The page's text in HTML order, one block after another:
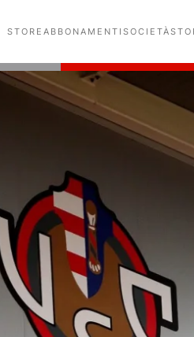
STORE ABBONAMENTI SOCIETÀ